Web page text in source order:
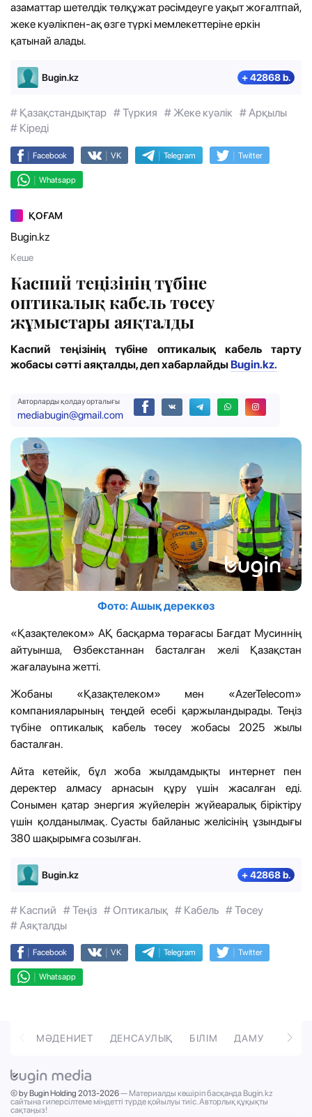
азаматтар шетелдік төлқұжат рәсімдеуге уақыт жоғалтпай,
жеке куәлікпен-ақ өзге түркі мемлекеттеріне еркін
қатынай алады.
Bugin.kz + 42868 b.
# Қазақстандықтар # Түркия # Жеке куәлік # Арқылы
# Кіреді
| Facebook | VK | Telegram | Twitter
| Whatsapp
ҚОҒАМ
Bugin.kz
Кеше
Каспий теңізінің түбіне
оптикалық кабель төсеу
жұмыстары аяқталды
Каспий теңізінің түбіне оптикалық кабель тарту
жобасы сәтті аяқталды, деп хабарлайды Bugin.kz.
Авторларды қолдау орталығы
mediabugin@gmail.com
Фото: Ашық дереккөз
«Қазақтелеком» АҚ басқарма төрағасы Бағдат Мусиннің
айтуынша, Өзбекстаннан басталған желі Қазақстан
жағалауына жетті.
Жобаны «Қазақтелеком» мен «AzerTelecom»
компанияларының теңдей есебі қаржыландырады. Теңіз
түбіне оптикалық кабель төсеу жобасы 2025 жылы
басталған.
Айта кетейік, бұл жоба жылдамдықты интернет пен
деректер алмасу арнасын құру үшін жасалған еді.
Сонымен қатар энергия жүйелерін жүйеаралық біріктіру
үшін қолданылмақ. Суасты байланыс желісінің ұзындығы
380 шақырымға созылған.
Bugin.kz + 42868 b.
# Каспий # Теңіз # Оптикалық # Кабель # Төсеу
# Аяқталды
| Facebook | VK | Telegram | Twitter
| Whatsapp
МӘДЕНИЕТ ДЕНСАУЛЫҚ БІЛІМ ДАМУ
© by Bugin Holding 2013-2026— Материалды көшіріп басқанда Bugin.kz
сайтына гиперсілтеме міндетті түрде қойылуы тиіс. Авторлық құқықты
сақтаңыз!